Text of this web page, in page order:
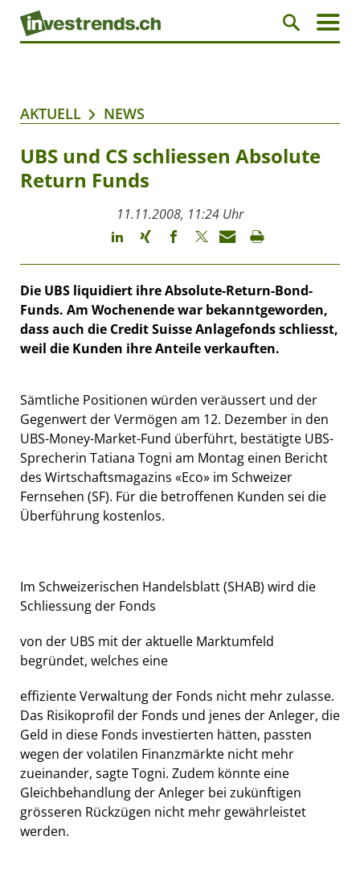
AKTUELL NEWS
UBS und CS schliessen Absolute
Return Funds
11.11.2008, 11:24 Uhr
Die UBS liquidiert ihre Absolute-Return-Bond-
Funds. Am Wochenende war bekanntgeworden,
dass auch die Credit Suisse Anlagefonds schliesst,
weil die Kunden ihre Anteile verkauften.
Sämtliche Positionen würden veräussert und der
Gegenwert der Vermögen am 12. Dezember in den
UBS-Money-Market-Fund überführt, bestätigte UBS-
Sprecherin Tatiana Togni am Montag einen Bericht
des Wirtschaftsmagazins «Eco» im Schweizer
Fernsehen (SF). Für die betroffenen Kunden sei die
Überführung kostenlos.
Im Schweizerischen Handelsblatt (SHAB) wird die
Schliessung der Fonds
von der UBS mit der aktuelle Marktumfeld
begründet, welches eine
effiziente Verwaltung der Fonds nicht mehr zulasse.
Das Risikoprofil der Fonds und jenes der Anleger, die
Geld in diese Fonds investierten hätten, passten
wegen der volatilen Finanzmärkte nicht mehr
zueinander, sagte Togni. Zudem könnte eine
Gleichbehandlung der Anleger bei zukünftigen
grösseren Rückzügen nicht mehr gewährleistet
werden.